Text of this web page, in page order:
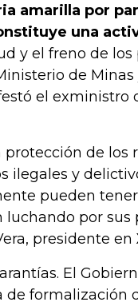
amarilla por
una
y el freno de los
de Minas
el exministro
de los
ilegales y
pueden
por sus
presidente en
El
formalización